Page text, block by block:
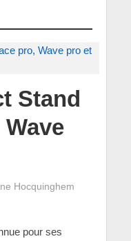
Stand
Hocquinghem
pour ses